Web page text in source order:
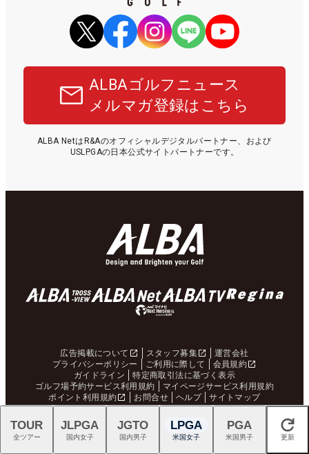
ALBAゴルフニュース
メルマガ登録はこちら
ALBA NetはR&Aのオフィシャルデジタルパートナー、および
USLPGAの日本公式サイトパートナーです。
広告掲載について スタッフ募集
運営会社
プライバシーポリシー
ご利用に際して
会員規約
ガイドライン
特定商取引法に基づく表示
ゴルフ場予約サービス利用規約
マイページサービス利用規約
ポイント利用規約
お問合せ ヘルプ サイトマップ
掲載されている全てのコンテンツの無断での転載、転用、コピー等は禁じま
閉じる
TOUR
全ツアー
JLPGA
国内女子
JGTO
国内男子
LPGA
米国女子
PGA
米国男子 更新